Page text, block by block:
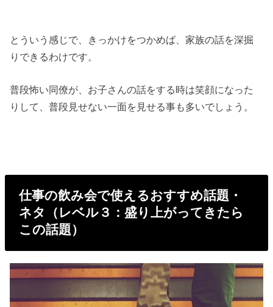
とういう感じで、きっかけをつかめば、家族の話を深掘
りできるわけです。
普段怖い同僚が、お子さんの話をする時は笑顔になった
りして、普段見せない一面を見せる事も多いでしょう。
仕事の飲み会で使えるおすすめ話題・
ネタ（レベル３：盛り上がってきたら
この話題）